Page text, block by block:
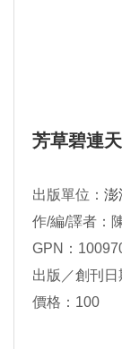
芳草碧連
出版單位： 澎
作/編/譯者：
GPN：
出版／創刊
價格：100